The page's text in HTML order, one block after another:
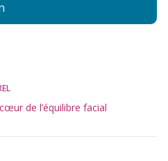
de l’équilibre facial